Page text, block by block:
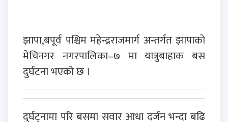
झापा,बपूर्व पश्चिम महेन्द्रराजमार्ग अन्तर्गत झापाको
मेचिनगर नगरपालिका–७ मा यात्रुबाहाक बस
दुर्घटना भएको छ ।
दुर्घट्नामा परि बसमा सवार आधा दर्जन भन्दा बढि